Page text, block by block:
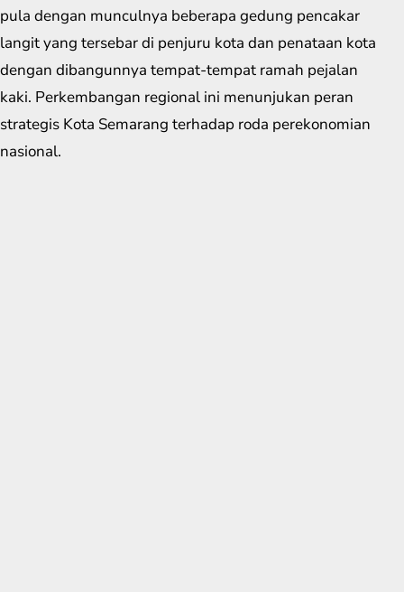
pula dengan munculnya beberapa gedung pencakar
langit yang tersebar di penjuru kota dan penataan kota
dengan dibangunnya tempat-tempat ramah pejalan
kaki. Perkembangan regional ini menunjukan peran
strategis Kota Semarang terhadap roda perekonomian
nasional.